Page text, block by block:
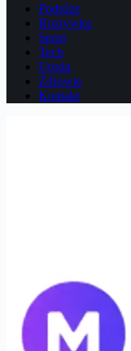
Podróże
Rozrywka
Sport
Tech
Uroda
Zdrowie
Kontakt